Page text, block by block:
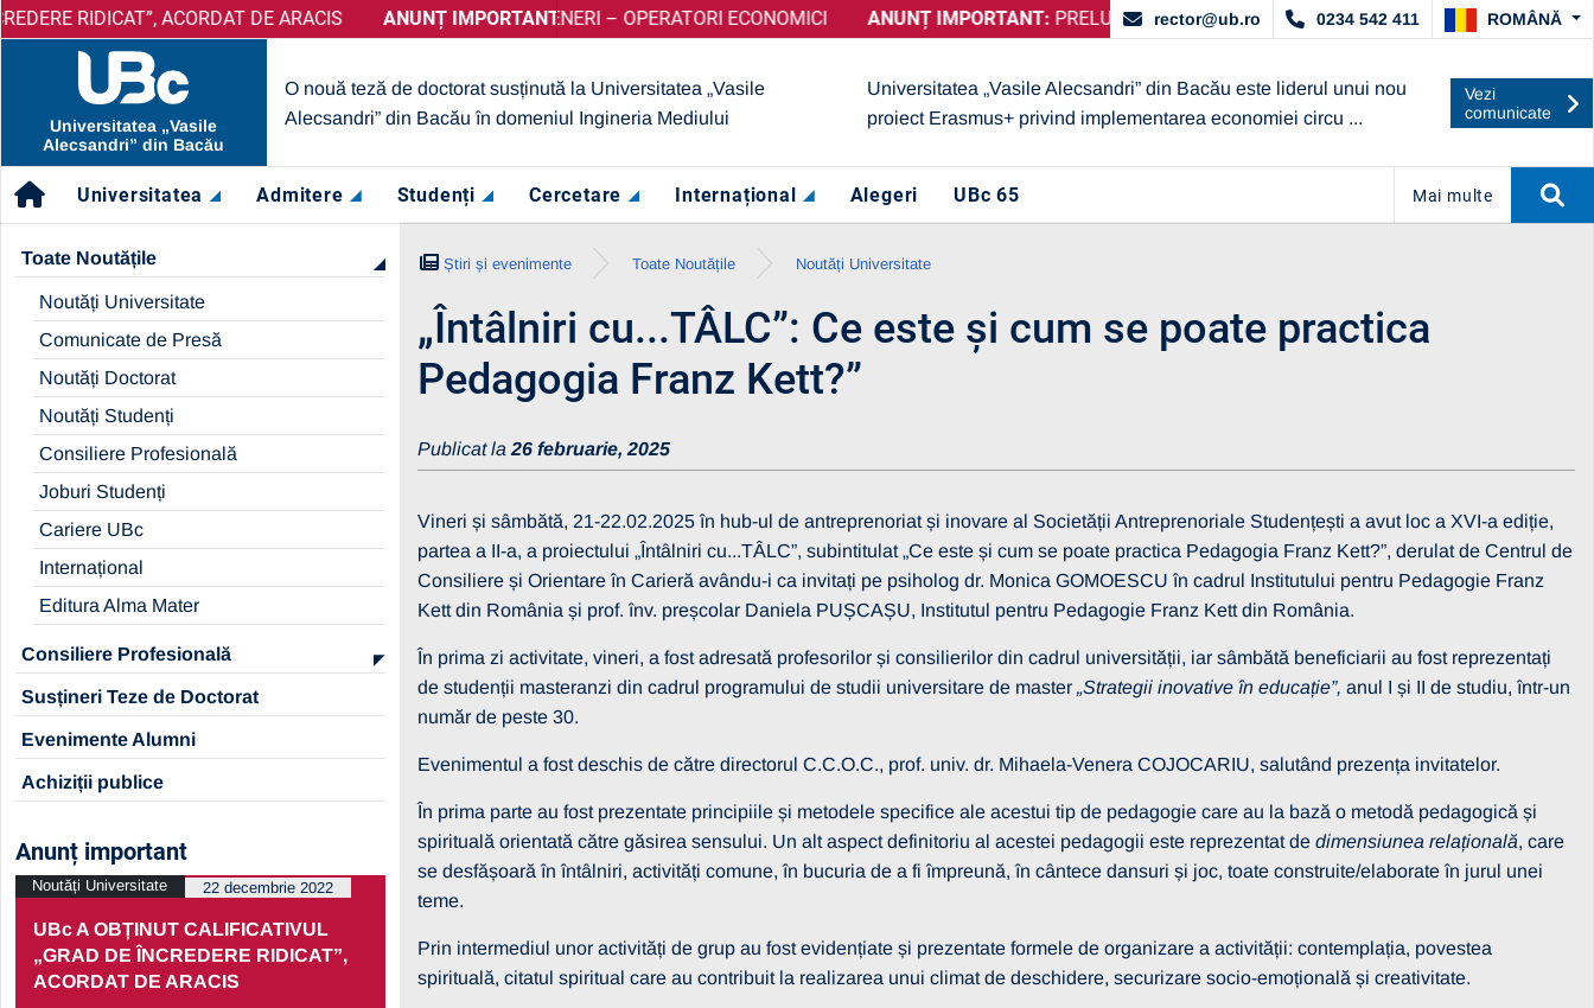
ANUNȚ IMPORTANT:UBc A OBȚINUT
ACORDAT DE ARACIS ANUNȚ IMPORTANT:UBc A OBȚINUT CALIFICATIVUL „GRAD DE ÎNCREDERE RIDICAT”, ACORDAT DE ARACIS
ANUNȚ IMPORTANT:PRELUNGIRE SELECȚIE PARTENERI – OPERATORI ECONOMICI ANUNȚ IMPORTANT:PRELUNGIRE SELECȚIE PARTENERI – OPERATORI ECONOMICI
rector@ub.ro 0234 542 411 ROMÂNĂ
Universitatea „Vasile
Alecsandri” din Bacău
O nouă teză de doctorat susținută la Universitatea „Vasile
Alecsandri” din Bacău în domeniul Ingineria Mediului
Universitatea „Vasile Alecsandri” din Bacău este liderul unui nou
proiect Erasmus+ privind implementarea economiei circu ...
Vezi
comunicate
Universitatea Admitere Studenți Cercetare Internațional Alegeri UBc 65 Mai multe
Toate Noutățile
Noutăți Universitate
Comunicate de Presă
Noutăți Doctorat
Noutăți Studenți
Consiliere Profesională
Joburi Studenți
Cariere UBc
Internațional
Editura Alma Mater
Consiliere Profesională
Susțineri Teze de Doctorat
Evenimente Alumni
Achiziții publice
Anunț important
UBc A OBȚINUT CALIFICATIVUL
„GRAD DE ÎNCREDERE RIDICAT”,
ACORDAT DE ARACIS
Noutăți Universitate 22 decembrie 2022
PARTENERI – OPERATORI
ECONOMICI
Noutăți Universitate 13 martie 2026
Știri și evenimente Toate Noutățile Noutăți Universitate
„Întâlniri cu...TÂLC”: Ce este și cum se poate practica
Pedagogia Franz Kett?”
Publicat la 26 februarie, 2025
Vineri și sâmbătă, 21-22.02.2025 în hub-ul de antreprenoriat și inovare al Societății Antreprenoriale Studențești a avut loc a XVI-a ediție,
partea a II-a, a proiectului „Întâlniri cu...TÂLC”, subintitulat „Ce este și cum se poate practica Pedagogia Franz Kett?”, derulat de Centrul de
Consiliere și Orientare în Carieră avându-i ca invitați pe psiholog dr. Monica GOMOESCU în cadrul Institutului pentru Pedagogie Franz
Kett din România și prof. înv. preșcolar Daniela PUȘCAȘU, Institutul pentru Pedagogie Franz Kett din România.
În prima zi activitate, vineri, a fost adresată profesorilor și consilierilor din cadrul universității, iar sâmbătă beneficiarii au fost reprezentați
de studenții masteranzi din cadrul programului de studii universitare de master „Strategii inovative în educație”, anul I și II de studiu, într-un
număr de peste 30.
Evenimentul a fost deschis de către directorul C.C.O.C., prof. univ. dr. Mihaela-Venera COJOCARIU, salutând prezența invitatelor.
În prima parte au fost prezentate principiile și metodele specifice ale acestui tip de pedagogie care au la bază o metodă pedagogică și
spirituală orientată către găsirea sensului. Un alt aspect definitoriu al acestei pedagogii este reprezentat de dimensiunea relațională, care
se desfășoară în întâlniri, activități comune, în bucuria de a fi împreună, în cântece dansuri și joc, toate construite/elaborate în jurul unei
teme.
Prin intermediul unor activități de grup au fost evidențiate și prezentate formele de organizare a activității: contemplația, povestea
spirituală, citatul spiritual care au contribuit la realizarea unui climat de deschidere, securizare socio-emoțională și creativitate.